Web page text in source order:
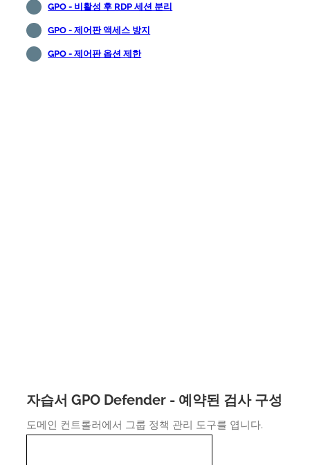
GPO - 비활성 후 RDP 세션 분리
GPO - 제어판 액세스 방지
GPO - 제어판 옵션 제한
자습서 GPO Defender - 예약된 검사 구성
도메인 컨트롤러에서 그룹 정책 관리 도구를 엽니다.